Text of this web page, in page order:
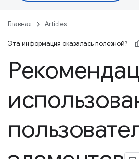
Главная Articles
Эта информация оказалась полезной?